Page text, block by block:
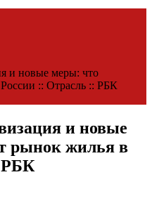
и новые меры: что
:: Отрасль :: РБК
и новые
рынок жилья в
РБК